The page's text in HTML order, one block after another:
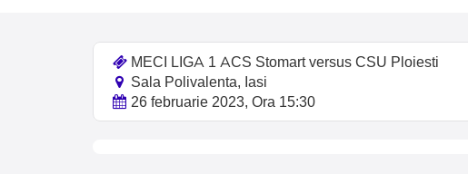
MECI LIGA 1 ACS Stomart versus CSU Ploiesti
Sala Polivalenta, Iasi
26 februarie 2023, Ora 15:30